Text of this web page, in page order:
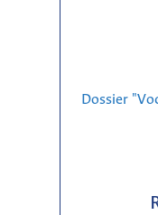
Dossier